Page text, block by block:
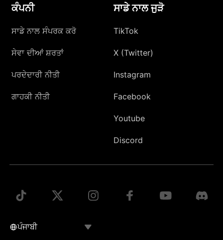
ਕੰਪਨੀ
ਸਾਡੇ ਨਾਲ ਸੰਪਰਕ ਕਰੋ
ਸੇਵਾ ਦੀਆਂ ਸ਼ਰਤਾਂ
ਪਰਦੇਦਾਰੀ ਨੀਤੀ
ਗਾਹਕੀ ਨੀਤੀ
ਸਾਡੇ ਨਾਲ ਜੁੜੋ
TikTok
X (Twitter)
Instagram
Facebook
Youtube
Discord